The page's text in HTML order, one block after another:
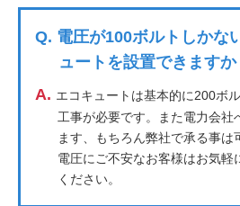
Q. 電圧が100ボルトしかな
ュートを設置できますか
A. エコキュートは基本的に200ボ
工事が必要です。また電力会社
ます、もちろん弊社で承る事は
電圧にご不安なお客様はお気軽
ください。